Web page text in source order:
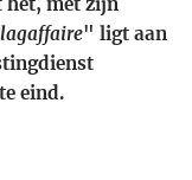
" ligt aan
eind.